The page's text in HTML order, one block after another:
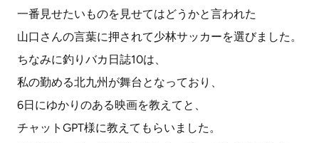
一番見せたいものを見せてはどうかと言われた
山口さんの言葉に押されて少林サッカーを選びました。
ちなみに釣りバカ日誌10は、
私の勤める北九州が舞台となっており、
6日にゆかりのある映画を教えてと、
チャットGPT様に教えてもらいました。